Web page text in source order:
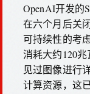
OpenAI开发的
在六个月后关
可持续性的考
消耗大约120
见过图像进行
计算资源，这